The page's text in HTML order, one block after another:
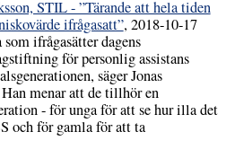
STIL - ”Tärande att hela tiden
ifrågasatt”, 2018-10-17
ifrågasätter dagens
för personlig assistans
säger Jonas
menar att de tillhör en
- för unga för att se hur illa det
och för gamla för att ta